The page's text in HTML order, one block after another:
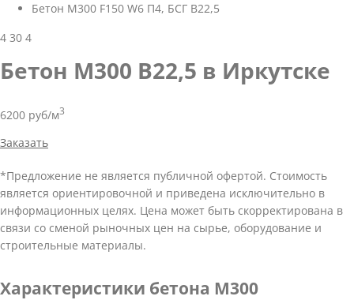
Бетон М300 F150 W6 П4, БСГ В22,5
4 30 4
Бетон М300 В22,5 в Иркутске
6200 руб/м3
Заказать
*Предложение не является публичной офертой. Стоимость
является ориентировочной и приведена исключительно в
информационных целях. Цена может быть скорректирована в
связи со сменой рыночных цен на сырье, оборудование и
строительные материалы.
Характеристики бетона М300